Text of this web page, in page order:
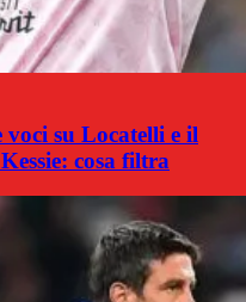
su Locatelli e il
cosa filtra